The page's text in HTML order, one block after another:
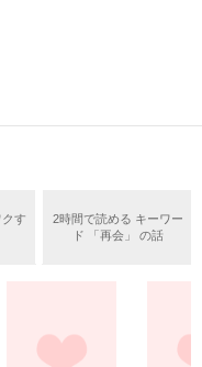
ってどういうことです
す
2時間で読める キーワー
ド 「再会」 の話